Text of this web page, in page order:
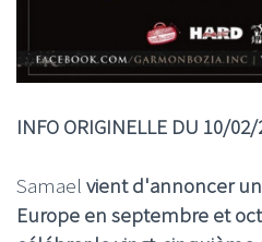
INFO ORIGINELLE DU 10/
Samael vient d'annoncer
Europe en septembre et